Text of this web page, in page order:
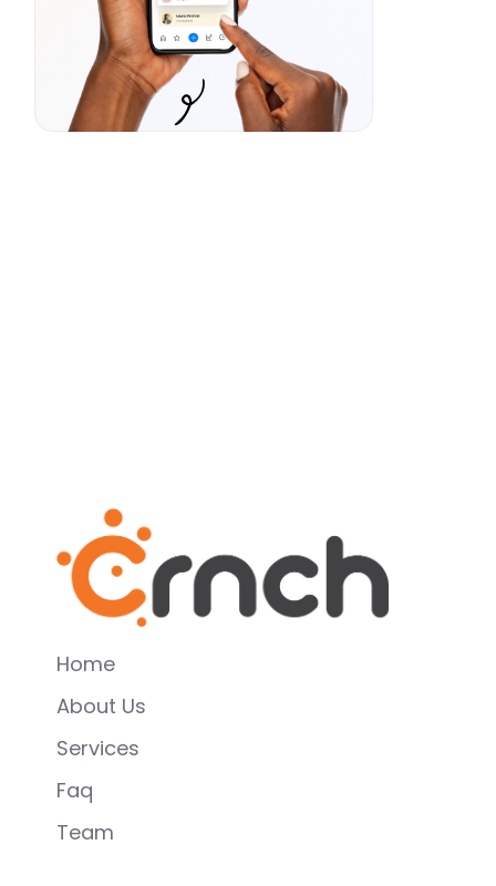
Home
About Us
Services
Faq
Team